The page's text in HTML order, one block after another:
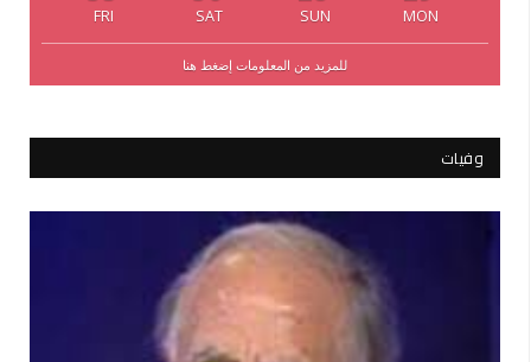
FRI SAT SUN MON
للمزيد من المعلومات إضغط هنا
وفيات